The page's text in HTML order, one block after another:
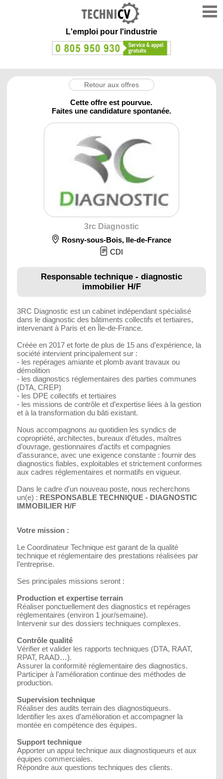
L'emploi pour l'industrie
Retour aux offres
Cette offre est pourvue.
Faites une candidature spontanée.
3rc Diagnostic
Rosny-sous-Bois, Ile-de-France
CDI
Responsable technique - diagnostic
immobilier H/F
3RC Diagnostic est un cabinet indépendant spécialisé
dans le diagnostic des bâtiments collectifs et tertiaires,
intervenant à Paris et en Île-de-France.
Créée en 2017 et forte de plus de 15 ans d’expérience, la
société intervient principalement sur :
- les repérages amiante et plomb avant travaux ou
démolition
- les diagnostics réglementaires des parties communes
(DTA, CREP)
- les DPE collectifs et tertiaires
- les missions de contrôle et d’expertise liées à la gestion
et à la transformation du bâti existant.
Nous accompagnons au quotidien les syndics de
copropriété, architectes, bureaux d’études, maîtres
d’ouvrage, gestionnaires d’actifs et compagnies
d’assurance, avec une exigence constante : fournir des
diagnostics fiables, exploitables et strictement conformes
aux cadres réglementaires et normatifs en vigueur.
Dans le cadre d'un nouveau poste, nous recherchons
un(e) : RESPONSABLE TECHNIQUE - DIAGNOSTIC
IMMOBILIER H/F
Votre mission :
Le Coordinateur Technique est garant de la qualité
technique et réglementaire des prestations réalisées par
l’entreprise.
Ses principales missions seront :
Production et expertise terrain
Réaliser ponctuellement des diagnostics et repérages
réglementaires (environ 1 jour/semaine).
Intervenir sur des dossiers techniques complexes.
Contrôle qualité
Vérifier et valider les rapports techniques (DTA, RAAT,
RPAT, RAAD…).
Assurer la conformité réglementaire des diagnostics.
Participer à l’amélioration continue des méthodes de
production.
Supervision technique
Réaliser des audits terrain des diagnostiqueurs.
Identifier les axes d’amélioration et accompagner la
montée en compétence des équipes.
Support technique
Apporter un appui technique aux diagnostiqueurs et aux
équipes commerciales.
Répondre aux questions techniques des clients.